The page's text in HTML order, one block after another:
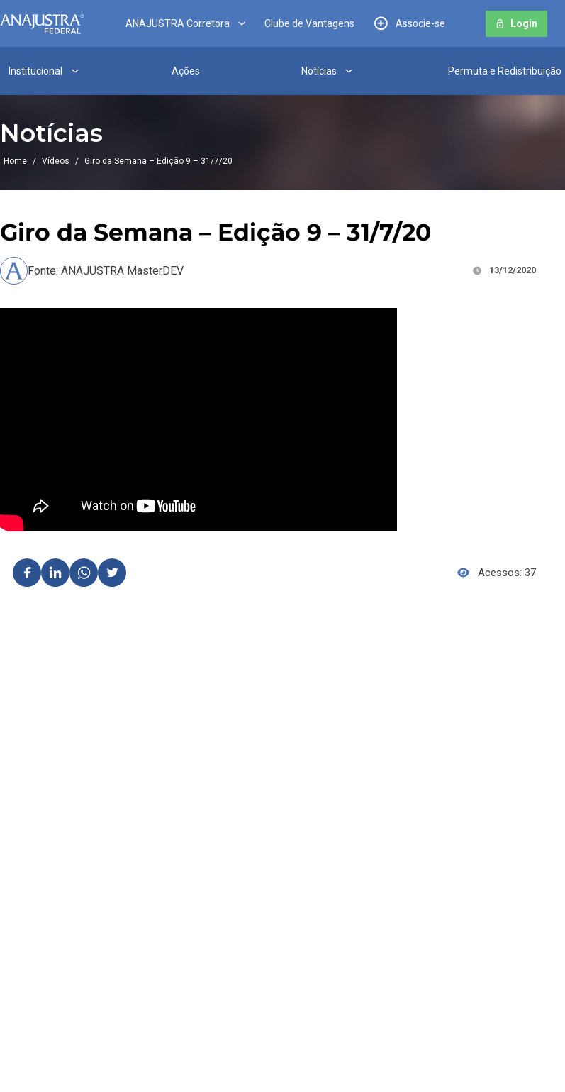
ANAJUSTRA Corretora Clube de Vantagens Associe-se Login
Institucional Ações Notícias Permuta e Redistribuição
Notícias
Home / Vídeos / Giro da Semana – Edição 9 – 31/7/20
Giro da Semana – Edição 9 – 31/7/20
Fonte: ANAJUSTRA MasterDEV 13/12/2020
Acessos: 37